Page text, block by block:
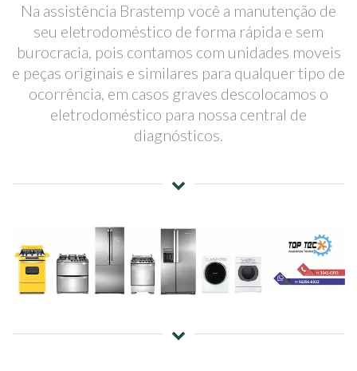
Na assistência Brastemp você a manutenção de
seu eletrodoméstico de forma rápida e sem
burocracia, pois contamos com unidades moveis
e peças originais e similares para qualquer tipo de
ocorrência, em casos graves descolocamos o
eletrodoméstico para nossa central de
diagnósticos.